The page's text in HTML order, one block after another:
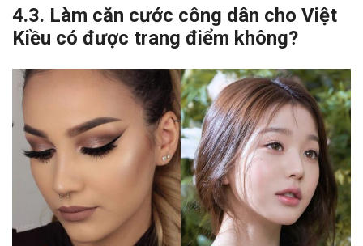
4.3. Làm căn cước công dân cho Việt
Kiều có được trang điểm không?